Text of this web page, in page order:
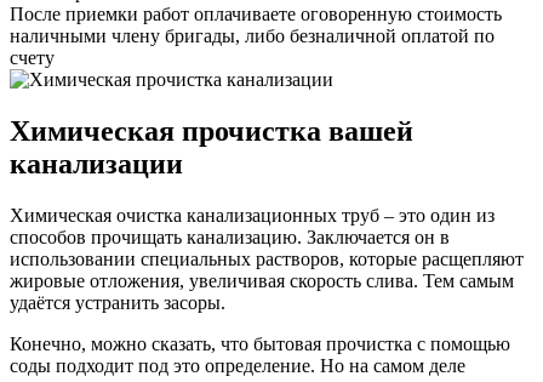
После приемки работ оплачиваете оговоренную стоимость
наличными члену бригады, либо безналичной оплатой по
счету
Химическая прочистка вашей
канализации
Химическая очистка канализационных труб – это один из
способов прочищать канализацию. Заключается он в
использовании специальных растворов, которые расщепляют
жировые отложения, увеличивая скорость слива. Тем самым
удаётся устранить засоры.
Конечно, можно сказать, что бытовая прочистка с помощью
соды подходит под это определение. Но на самом деле